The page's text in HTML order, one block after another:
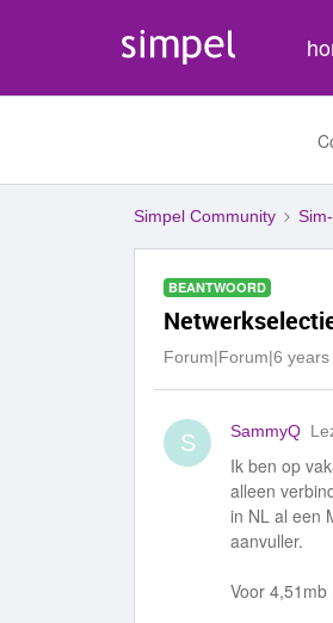
Simpel Community
BEANTWOORD
Forum|Forum|6 years
S SammyQ
Ik ben op
alleen
in NL al een
aanvuller.
Voor